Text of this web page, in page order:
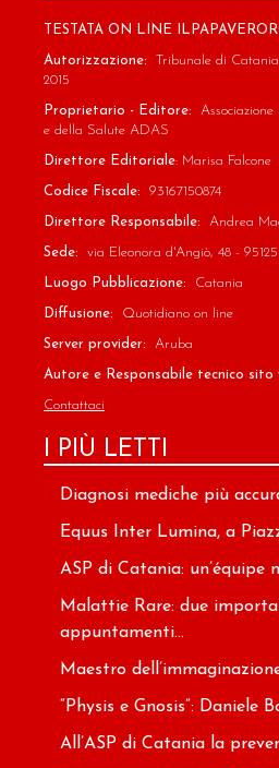
TESTATA ON LINE
Autorizzazione: Tribunale di
2015
Proprietario - Editore:
e della Salute ADAS
Direttore Editoriale: Marisa Falcone
Codice Fiscale: 93167150874
Direttore Responsabile: Andrea
Sede: via Eleonora d'Angiò, 48 -
Luogo Pubblicazione: Catania
Diffusione: Quotidiano on line
Server provider: Aruba
Autore e Responsabile tecnico sito
Contattaci
I PIÙ LETTI
Diagnosi mediche più
Equus Inter Lumina, a
ASP di Catania: un’équipe
Malattie Rare: due
appuntamenti...
Maestro
“Physis e Gnosis”: Daniele
All’ASP di Catania la